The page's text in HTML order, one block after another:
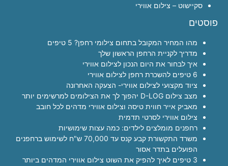
סקיישוט – צילום אווירי
פוסטים
מהו המחיר המקובל בתחום צילומי רחפן? 5 טיפים
מדריך לקניית הרחפן הראשון שלך
איך לבחור את היום הנכון לצילום אווירי
6 טיפים להשכרת רחפן לצילום אווירי
ציוד מקצועי לצילום אווירי- הצעקה האחרונה
מצב צילום D-LOG יהפוך לך את הצילומים למרשימים יותר
מאביק אייר חווית טיסה וצילום אווירי מדהים לכל חובב
צילום אווירי לסרטי תדמית
רחפנים מומלצים לילדים: כמה עצות שימושיות
משרד התקשורת קבע קנס עד 70,000 ש"ח לשימוש ברחפנים
הפועלים בתדר אסור
3 טיפים לאיך להפיק את השוט צילום אווירי המדהים ביותר